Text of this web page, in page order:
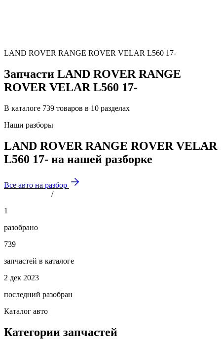
LAND ROVER RANGE ROVER VELAR L560 17-
Запчасти LAND ROVER RANGE
ROVER VELAR L560 17-
В каталоге 739 товаров в 10 разделах
Наши разборы
LAND ROVER RANGE ROVER VELAR
L560 17- на нашей разборке
Все авто на разбор
/
1
разобрано
739
запчастей в каталоге
2 дек 2023
последний разобран
Каталог авто
Категории запчастей